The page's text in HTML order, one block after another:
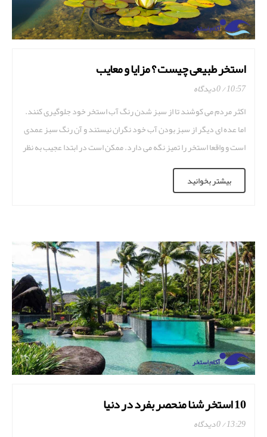
استخر طبیعی چیست ؟ مزایا و معایب
10:57 0 دیدگاه
اکثر مردم می کوشند تا از سبز شدن رنگ آب استخر خود جلوگیری کنند.
اما عده ای دیگر از سبز بودن آب خود نگران نیستند و آن رنگ سبز عمدی
است و واقعا استخر را تمیز نگه می دارد. ممکن است در ابتدا عجیب به نظر
برسد، اما این چیزی است که از آن به […]
بیشتر بخوانید
10 استخر شنا منحصر بفرد در دنیا
13:29 0 دیدگاه